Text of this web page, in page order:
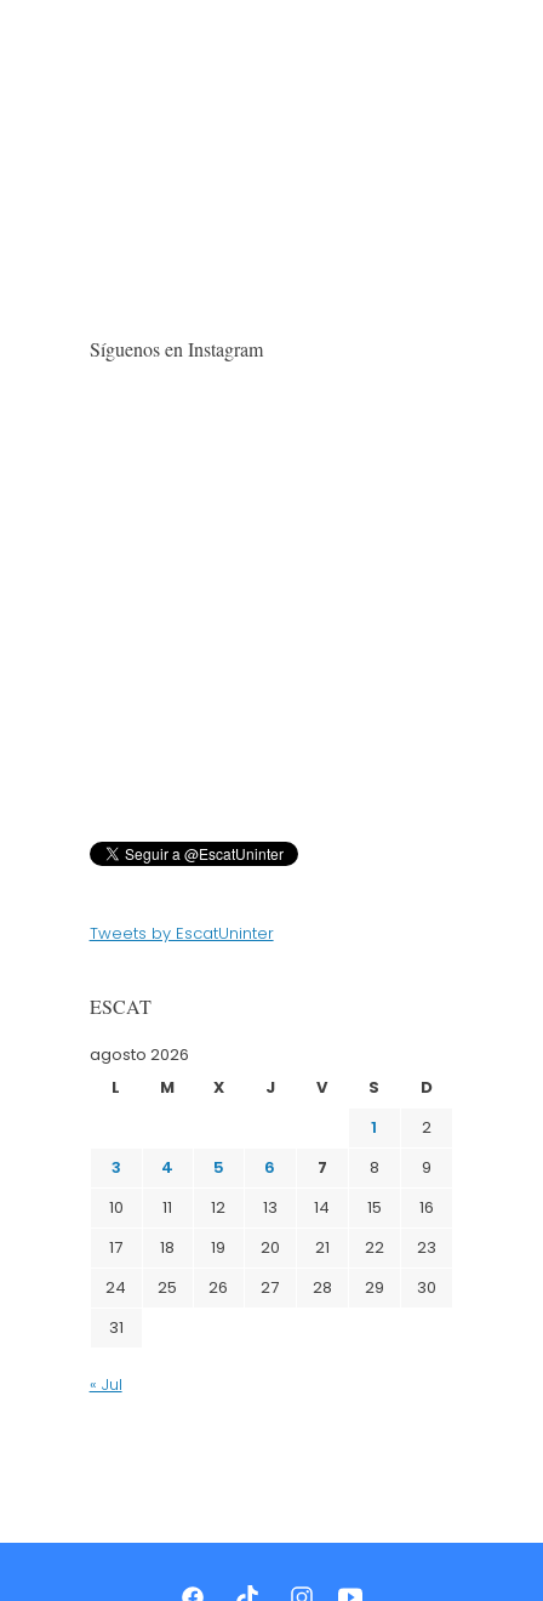
Síguenos en Instagram
Tweets by EscatUninter
ESCAT
agosto 2026
L
M X J V S
D
1
2
3
4 5 6 7 8
9
10
11 12 13 14 15
16
17
18 19 20 21 22
23
24
25 26 27 28 29
30
31
« Jul